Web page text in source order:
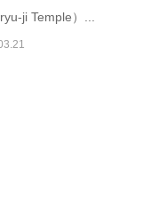
ji Temple）...